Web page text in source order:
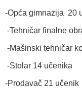
-Opća gimnazija 20
-Tehničar finalne
-Mašinski tehničar
-Stolar 14 učenika
-Prodavač 21 učenik